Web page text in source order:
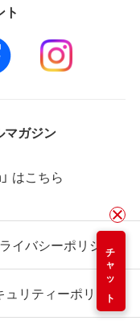
チャット
ト
マガジン
はこちら
イバシーポリシー
ュリティーポリシー